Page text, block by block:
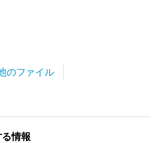
のファイル
情報